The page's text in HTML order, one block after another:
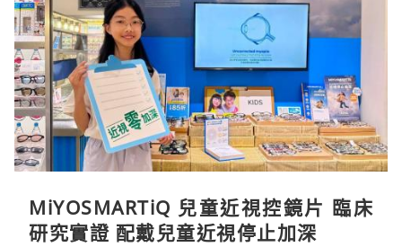
MiYOSMARTiQ 兒童近視控鏡片 臨床
研究實證 配戴兒童近視停止加深